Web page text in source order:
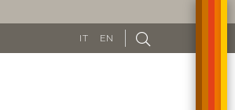
IT EN